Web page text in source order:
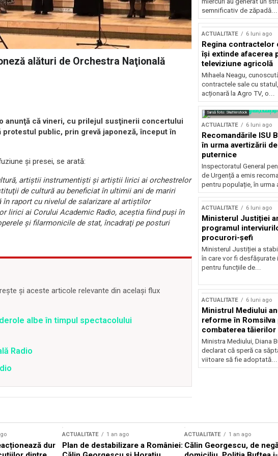
alături de Orchestra Naţională
anunţă că vineri, cu prilejul susţinerii concertului
protestul public, prin grevă japoneză, început în
şi presei, se arată:
artiştii instrumentişti şi artiştii lirici ai orchestrelor
de cultură au beneficiat în ultimii ani de mariri
raport cu nivelul de salarizare al artiştilor
lirici ai Corului Academic Radio, aceştia fiind puşi în
şi filarmonicile de stat, încadraţi pe posturi
și aceste articole relevante din același flux
albe în timpul spectacolului
Radio
semnificativ de zăpadă...
ACTUALITATE 6 luni ago
Regina contractelor
își extinde afacerea
televiziune agricolă
Mihaela Neagu,
contractele sale cu
acționară la Agro TV, o...
Sursă foto: Shutterstock
ACTUALITATE 6 luni ago
Recomandările ISU
în urma avertizării
puternice
Inspectoratul General
de Urgență a emis
pentru populație, în urma
ACTUALITATE 6 luni ago
Ministerul Justiției
programul
procurori-șefi
Ministerul Justiției a
în care vor fi desfășurate
pentru funcțiile de...
ACTUALITATE 6 luni ago
Ministrul Mediului
reforme în Romsilva
combaterea tăierilor
Ministra Mediului, Diana
declarat că speră ca
viitoare să fie adoptată...
dur
ACTUALITATE 1 an ago
Plan de destabilizare a României:
ACTUALITATE 1 an ago
Călin Georgescu, de